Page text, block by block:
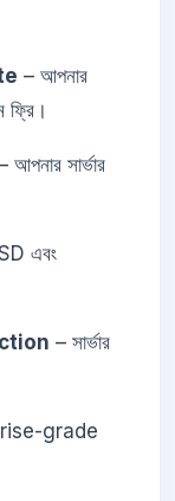
– আপনার
ফ্রি।
আপনার সার্ভার
এবং
– সার্ভার
grade